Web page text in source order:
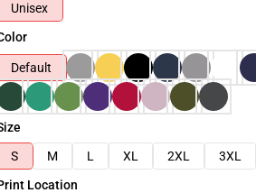
Unisex
Default
S
M L XL 2XL 3XL
Location